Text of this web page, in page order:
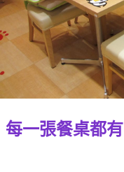
每一張餐桌都